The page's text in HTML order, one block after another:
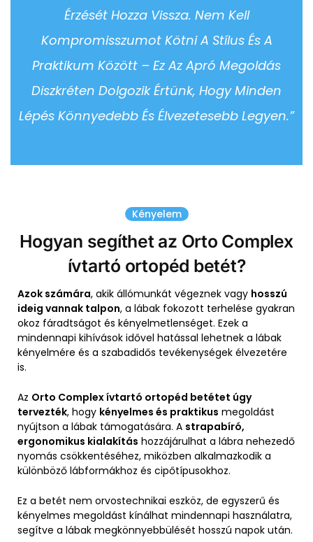
Érzését Hozza Vissza. Nem Kell
Kompromisszumot Kötni A Stílus És A
Praktikum Között – Ez Az Apró Megoldás
Diszkréten Dolgozik Értünk, Hogy Minden
Lépés Könnyedebb És Élvezetesebb Legyen.”
Kényelem
Hogyan segíthet az Orto Complex
ívtartó ortopéd betét?
Azok számára, akik állómunkát végeznek vagy hosszú
ideig vannak talpon, a lábak fokozott terhelése gyakran
okoz fáradtságot és kényelmetlenséget. Ezek a
mindennapi kihívások idővel hatással lehetnek a lábak
kényelmére és a szabadidős tevékenységek élvezetére
is.
Az Orto Complex ívtartó ortopéd betétet úgy
tervezték, hogy kényelmes és praktikus megoldást
nyújtson a lábak támogatására. A strapabíró,
ergonomikus kialakítás hozzájárulhat a lábra nehezedő
nyomás csökkentéséhez, miközben alkalmazkodik a
különböző lábformákhoz és cipőtípusokhoz.
Ez a betét nem orvostechnikai eszköz, de egyszerű és
kényelmes megoldást kínálhat mindennapi használatra,
segítve a lábak megkönnyebbülését hosszú napok után.